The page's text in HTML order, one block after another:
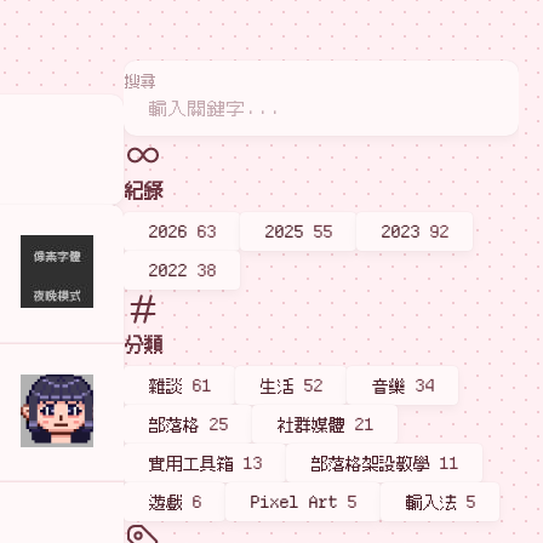
搜尋
紀錄
2026 63 2025 55 2023 92
2022 38
分類
雜談 61 生活 52 音樂 34
部落格 25 社群媒體 21
實用工具箱 13 部落格架設教學 11
遊戲 6 Pixel Art 5 輸入法 5